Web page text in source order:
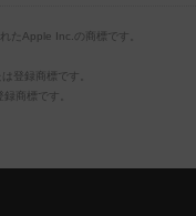
たApple Inc.の商標です。
登録商標です。
商標です。